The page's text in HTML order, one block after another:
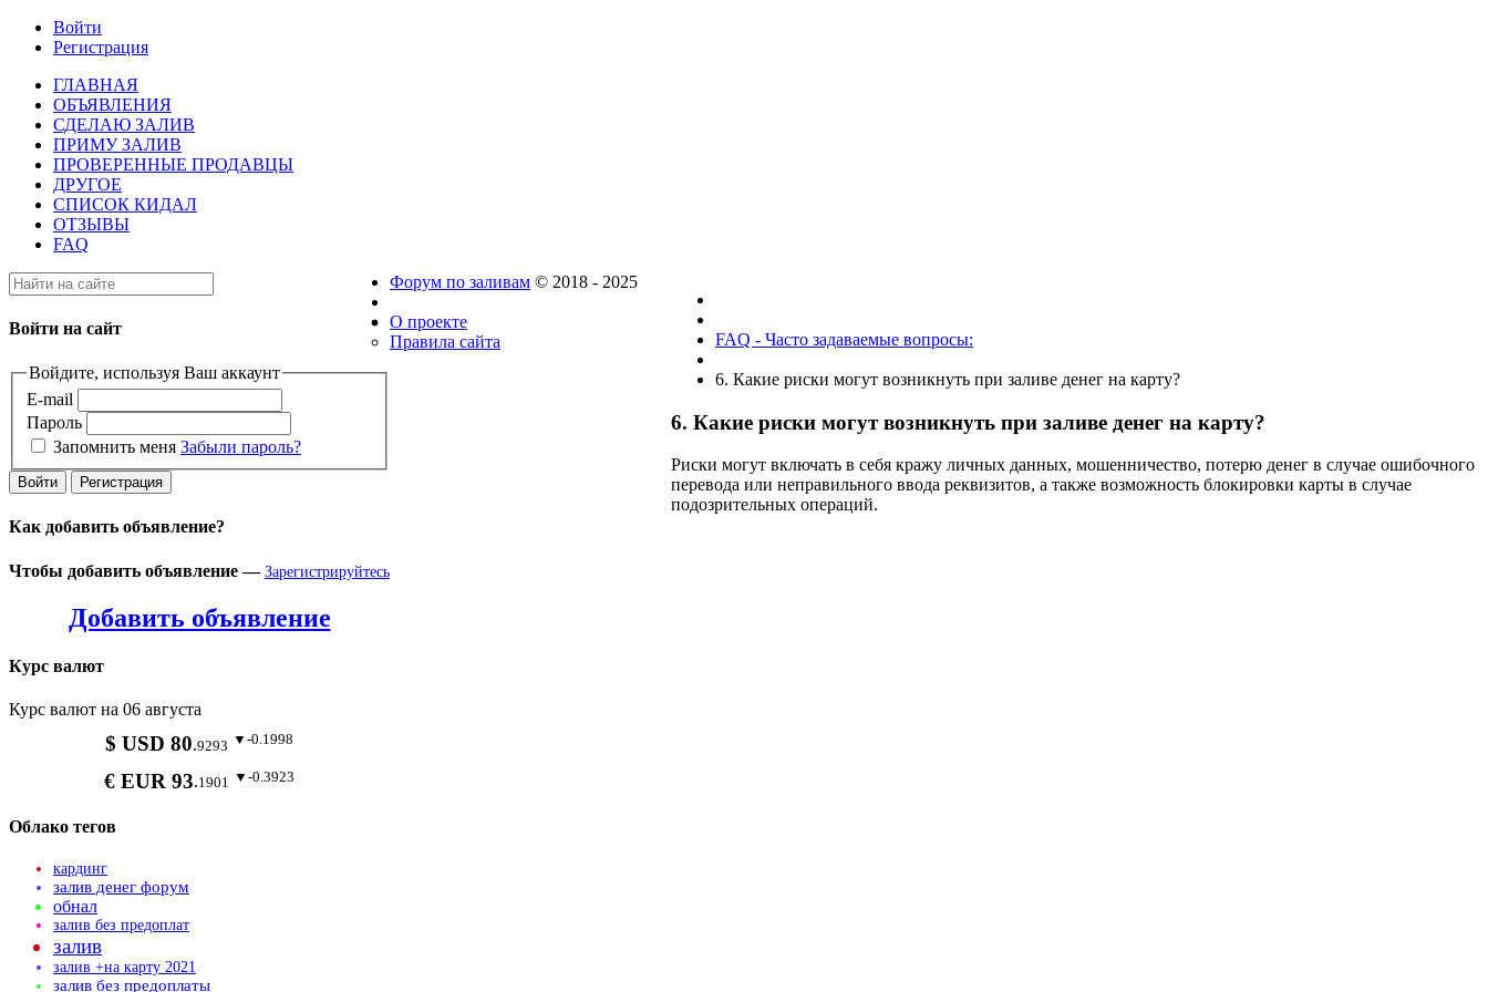
Войти
Регистрация
ГЛАВНАЯ
ОБЪЯВЛЕНИЯ
СДЕЛАЮ ЗАЛИВ
ПРИМУ ЗАЛИВ
ПРОВЕРЕННЫЕ ПРОДАВЦЫ
ДРУГОЕ
СПИСОК КИДАЛ
ОТЗЫВЫ
FAQ
FAQ - Часто задаваемые вопросы:
6. Какие риски могут возникнуть при заливе денег на карту?
6. Какие риски могут возникнуть при заливе денег на карту?
Риски могут включать в себя кражу личных данных, мошенничество, потерю денег в случае ошибочного
перевода или неправильного ввода реквизитов, а также возможность блокировки карты в случае
подозрительных операций.
Войти на сайт
Войдите, используя Ваш аккаунт
E-mail
Пароль
Запомнить меня Забыли пароль?
Как добавить объявление?
Чтобы добавить объявление — Зарегистрируйтесь
Добавить объявление
Курс валют
Курс валют на 06 августа
$ USD 80.9293 ▼-0.1998
€ EUR 93.1901 ▼-0.3923
Облако тегов
кардинг
залив денег форум
обнал
залив без предоплат
залив
залив +на карту 2021
залив без предоплаты
Форум по заливам © 2018 - 2025
О проекте
Правила сайта